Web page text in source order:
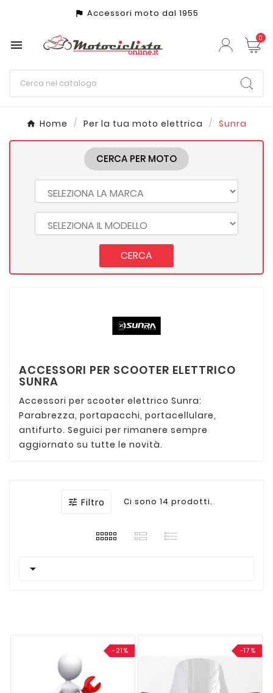
assistant_photo Accessori moto dal 1955
 0
Home Per la tua moto elettrica Sunra
CERCA PER MOTO
CERCA
ACCESSORI PER SCOOTER ELETTRICO
SUNRA
Accessori per scooter elettrico Sunra:
Parabrezza, portapacchi, portacellulare,
antifurto. Seguici per rimanere sempre
aggiornato su tutte le novità.
 Filtro Ci sono 14 prodotti.

-21% -17%